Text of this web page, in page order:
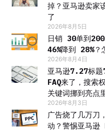
掉？亚马逊卖家
了
2026年8月5日
日销 30单到200
46%降到 28%？
2026年8月4日
亚马逊7.27标题
FAQ来了，搜索
关键词挪到亮点
2026年8月3日
广告烧了几万刀
动？警惕亚马逊